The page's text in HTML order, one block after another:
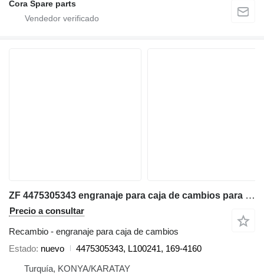
Cora Spare parts
ZF 4475305343 engranaje para caja de cambios para Caterpillar retroexcavadora
Precio a consultar
Recambio - engranaje para caja de cambios
Estado nuevo
4475305343, L100241, 169-4160
Turquía, KONYA/KARATAY